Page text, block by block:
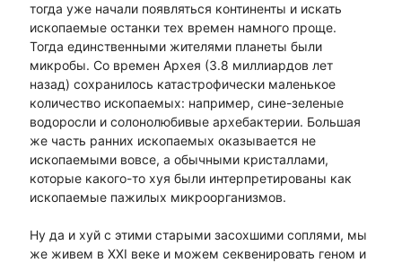
тогда уже начали появляться континенты и искать
ископаемые останки тех времен намного проще.
Тогда единственными жителями планеты были
микробы. Со времен Архея (3.8 миллиардов лет
назад) сохранилось катастрофически маленькое
количество ископаемых: например, сине-зеленые
водоросли и солонолюбивые архебактерии. Большая
же часть ранних ископаемых оказывается не
ископаемыми вовсе, а обычными кристаллами,
которые какого-то хуя были интерпретированы как
ископаемые пажилых микроорганизмов.
Ну да и хуй с этими старыми засохшими соплями, мы
же живем в XXI веке и можем секвенировать геном и